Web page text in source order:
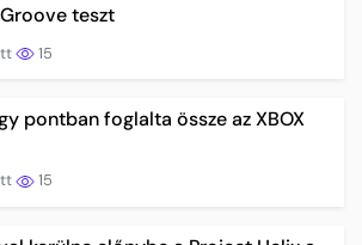
teszt
15
pontban foglalta össze az XBOX
15